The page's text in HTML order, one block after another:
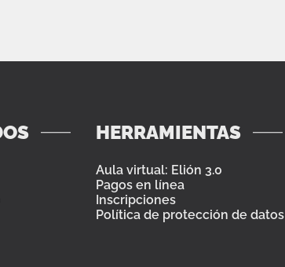
HERRAMIENTAS
Aula virtual: Elión 3.0
Pagos en línea
Inscripciones
Política de protección de datos